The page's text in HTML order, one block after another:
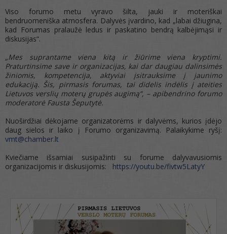
Viso forumo metu vyravo šilta, jauki ir moteriškai
bendruomeniška atmosfera. Dalyvės įvardino, kad „labai džiugina,
kad Forumas pralaužė ledus ir paskatino bendrą kalbėjimąsi ir
diskusijas“.
„Mes suprantame viena kitą ir žiūrime viena kryptimi.
Praturtinsime save ir organizacijas, kai dar daugiau dalinsimės
žiniomis, kompetencija, aktyviai įsitrauksime į jaunimo
edukaciją. Šis, pirmasis forumas, tai didelis indėlis į ateities
Lietuvos verslių moterų grupės augimą“, – apibendrino forumo
moderatorė Fausta Šeputytė.
Nuoširdžiai dėkojame organizatorėms ir dalyvėms, kurios įdėjo
daug sielos ir laiko į Forumo organizavimą. Palaikykime ryšį:
vmt@chamber.lt
Kviečiame išsamiai susipažinti su forume dalyvavusiomis
organizacijomis ir diskusijomis: https://youtu.be/fivtw5LatyY